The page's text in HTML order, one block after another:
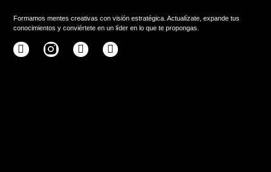
Formamos mentes creativas con visión estratégica. Actualízate, expande tus
conocimientos y conviértete en un líder en lo que te propongas.